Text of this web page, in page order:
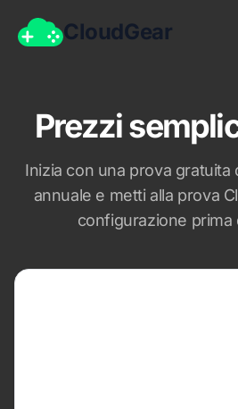
CloudGear
Prezzi
Inizia con una prova gratuita
annuale e metti alla prova
configurazione prima